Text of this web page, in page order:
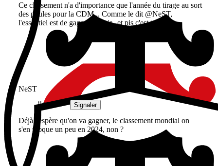
Ce classement n'a d'importance que l'année du tirage au sort
des poules pour la CDM... Comme le dit @NeST,
l'essentiel est de gagner ce soir...et pis c'est tout !
NeST
il y a 1 an Signaler
Déjà j'espère qu'on va gagner, le classement mondial on
s'en moque un peu en 2024, non ?